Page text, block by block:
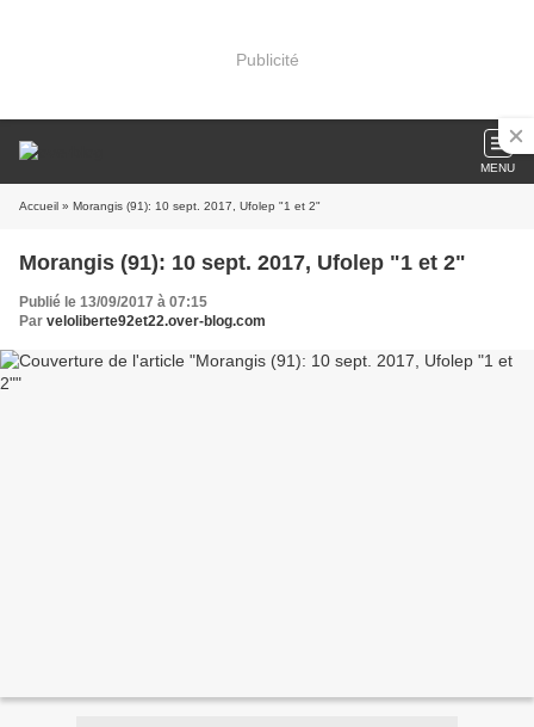
Publicité
MENU
Accueil » Morangis (91): 10 sept. 2017, Ufolep "1 et 2"
Morangis (91): 10 sept. 2017, Ufolep "1 et 2"
Publié le 13/09/2017 à 07:15
Par veloliberte92et22.over-blog.com